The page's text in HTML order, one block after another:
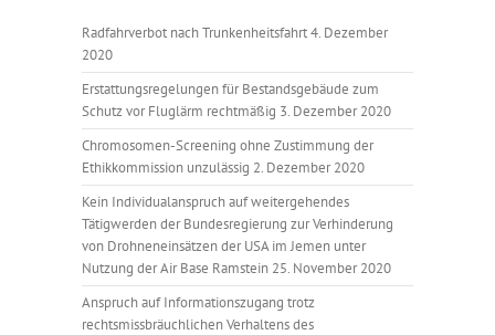
Radfahrverbot nach Trunkenheitsfahrt4. Dezember
2020
Erstattungsregelungen für Bestandsgebäude zum
Schutz vor Fluglärm rechtmäßig 3. Dezember 2020
Chromosomen-Screening ohne Zustimmung der
Ethikkommission unzulässig 2. Dezember 2020
Kein Individualanspruch auf weitergehendes
Tätigwerden der Bundesregierung zur Verhinderung
von Drohneneinsätzen der USA im Jemen unter
Nutzung der Air Base Ramstein 25. November 2020
Anspruch auf Informationszugang trotz
rechtsmissbräuchlichen Verhaltens des